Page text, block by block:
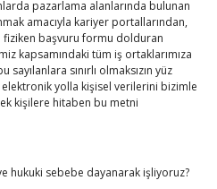
pazarlama alanlarında bulunan
amacıyla kariyer portallarından,
başvuru formu dolduran
kapsamındaki tüm iş ortaklarımıza
sayılanlara sınırlı olmaksızın yüz
elektronik yolla kişisel verilerini bizimle
kişilere hitaben bu metni
hukuki sebebe dayanarak işliyoruz?
/ Borsa Meclis Üyeleri